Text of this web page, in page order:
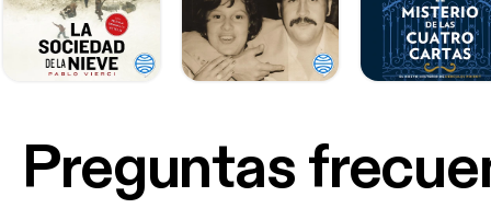
Preguntas